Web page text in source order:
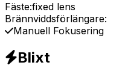
Fäste:fixed lens
Brännviddsförlängare:
Manuell Fokusering
Blixt